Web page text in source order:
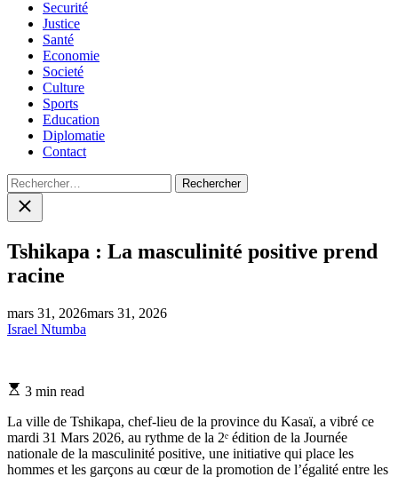
Securité
Justice
Santé
Economie
Societé
Culture
Sports
Education
Diplomatie
Contact
Rechercher :
Close
search
Tshikapa : La masculinité positive prend
racine
mars 31, 2026mars 31, 2026
Israel Ntumba
Estimated
time
3 min read
La ville de Tshikapa, chef-lieu de la province du Kasaï, a vibré ce
mardi 31 Mars 2026, au rythme de la 2ᵉ édition de la Journée
nationale de la masculinité positive, une initiative qui place les
hommes et les garçons au cœur de la promotion de l’égalité entre les